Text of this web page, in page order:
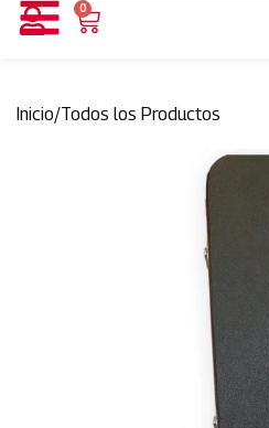
0
Inicio/Todos los Productos